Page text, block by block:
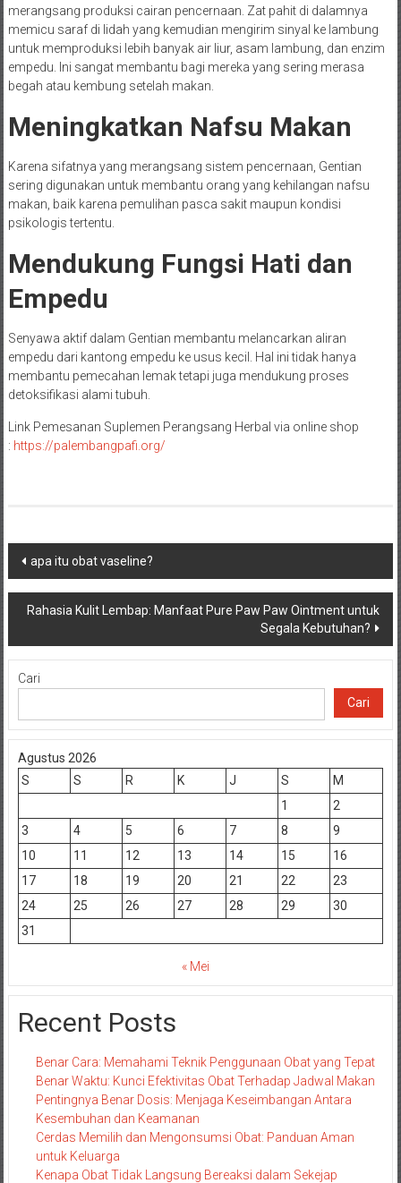
merangsang produksi cairan pencernaan. Zat pahit di dalamnya
memicu saraf di lidah yang kemudian mengirim sinyal ke lambung
untuk memproduksi lebih banyak air liur, asam lambung, dan enzim
empedu. Ini sangat membantu bagi mereka yang sering merasa
begah atau kembung setelah makan.
Meningkatkan Nafsu Makan
Karena sifatnya yang merangsang sistem pencernaan, Gentian
sering digunakan untuk membantu orang yang kehilangan nafsu
makan, baik karena pemulihan pasca sakit maupun kondisi
psikologis tertentu.
Mendukung Fungsi Hati dan
Empedu
Senyawa aktif dalam Gentian membantu melancarkan aliran
empedu dari kantong empedu ke usus kecil. Hal ini tidak hanya
membantu pemecahan lemak tetapi juga mendukung proses
detoksifikasi alami tubuh.
Link Pemesanan Suplemen Perangsang Herbal via online shop
: https://palembangpafi.org/
Navigasi
pos
apa itu obat vaseline?
Rahasia Kulit Lembap: Manfaat Pure Paw Paw Ointment untuk
Segala Kebutuhan?
Cari
Cari
Agustus 2026
S
S R K J S
M
1
2
3
4 5 6 7 8
9
10
11 12 13 14 15
16
17
18 19 20 21 22
23
24
25 26 27 28 29
30
31
« Mei
Recent Posts
Benar Cara: Memahami Teknik Penggunaan Obat yang Tepat
Benar Waktu: Kunci Efektivitas Obat Terhadap Jadwal Makan
Pentingnya Benar Dosis: Menjaga Keseimbangan Antara
Kesembuhan dan Keamanan
Cerdas Memilih dan Mengonsumsi Obat: Panduan Aman
untuk Keluarga
Kenapa Obat Tidak Langsung Bereaksi dalam Sekejap